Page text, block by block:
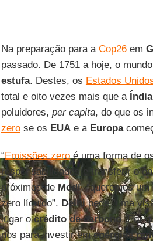
Na preparação para a Cop26em
passado. De 1751 a hoje, o
estufa. Destes, os Estados
total e oito vezes mais que a Índia
poluidores, per capita, do que os
zerose os EUAe a Europa
“Emissões zeroé uma forma de
responsabilidades e transferir o
próximos de Modi, “queremos
zero líquido”. Delhipede "uma
lugar ocrédito de carbono. Por
nos para investir emenergias